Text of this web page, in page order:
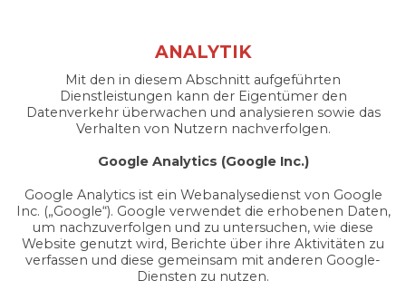
ANALYTIK
Mit den in diesem Abschnitt aufgeführten
Dienstleistungen kann der Eigentümer den
Datenverkehr überwachen und analysieren sowie das
Verhalten von Nutzern nachverfolgen.
Google Analytics (Google Inc.)
Google Analytics ist ein Webanalysedienst von Google
Inc. („Google“). Google verwendet die erhobenen Daten,
um nachzuverfolgen und zu untersuchen, wie diese
Website genutzt wird, Berichte über ihre Aktivitäten zu
verfassen und diese gemeinsam mit anderen Google-
Diensten zu nutzen.